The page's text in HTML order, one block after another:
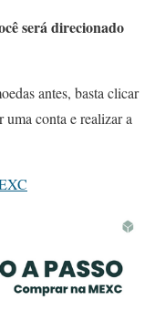
será direcionado
antes, basta clicar
uma conta e realizar a